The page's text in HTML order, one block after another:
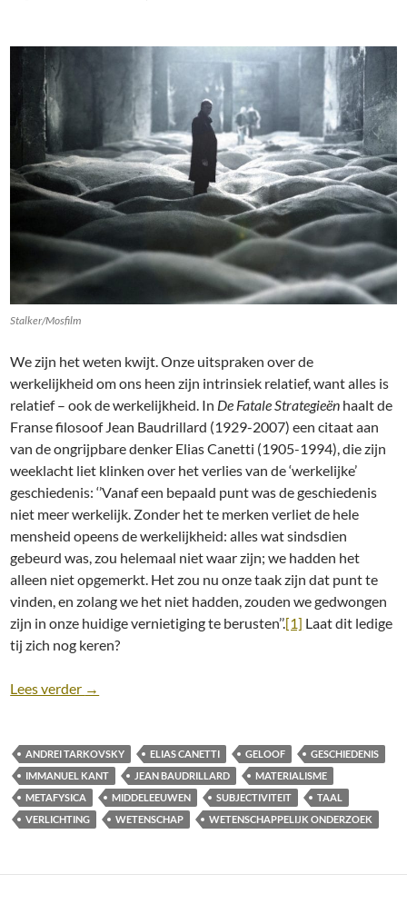
Stalker/Mosfilm
We zijn het weten kwijt. Onze uitspraken over de
werkelijkheid om ons heen zijn intrinsiek relatief, want alles is
relatief – ook de werkelijkheid. In De Fatale Strategieën haalt de
Franse filosoof Jean Baudrillard (1929-2007) een citaat aan
van de ongrijpbare denker Elias Canetti (1905-1994), die zijn
weeklacht liet klinken over het verlies van de ‘werkelijke’
geschiedenis: ‘’Vanaf een bepaald punt was de geschiedenis
niet meer werkelijk. Zonder het te merken verliet de hele
mensheid opeens de werkelijkheid: alles wat sindsdien
gebeurd was, zou helemaal niet waar zijn; we hadden het
alleen niet opgemerkt. Het zou nu onze taak zijn dat punt te
vinden, en zolang we het niet hadden, zouden we gedwongen
zijn in onze huidige vernietiging te berusten’’.[1] Laat dit ledige
tij zich nog keren?
Lees verder We zijn het weten kwijt
→
ANDREI TARKOVSKY ELIAS CANETTI GELOOF
GESCHIEDENIS
IMMANUEL KANT
JEAN BAUDRILLARD
MATERIALISME
METAFYSICA
MIDDELEEUWEN SUBJECTIVITEIT
TAAL
VERLICHTING
WETENSCHAP WETENSCHAPPELIJK ONDERZOEK